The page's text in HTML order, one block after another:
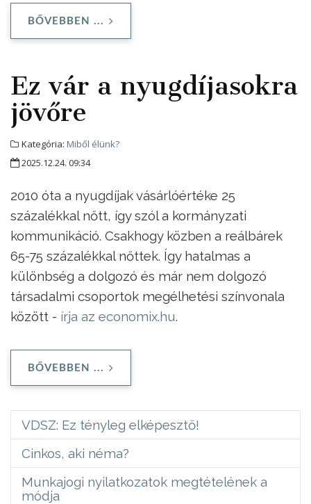
BŐVEBBEN ...
Ez vár a nyugdíjasokra
jövőre
Kategória: Miből élünk?
2025.12.24. 09:34
2010 óta a nyugdíjak vásárlóértéke 25
százalékkal nőtt, így szól a kormányzati
kommunikáció. Csakhogy közben a reálbárek
65-75 százalékkal nőttek. Így hatalmas a
különbség a dolgozó és már nem dolgozó
társadalmi csoportok megélhetési színvonala
között - írja az economix.hu.
BŐVEBBEN ...
VDSZ: Ez tényleg elképesztő!
Cinkos, aki néma?
Munkajogi nyilatkozatok megtételének a
módja